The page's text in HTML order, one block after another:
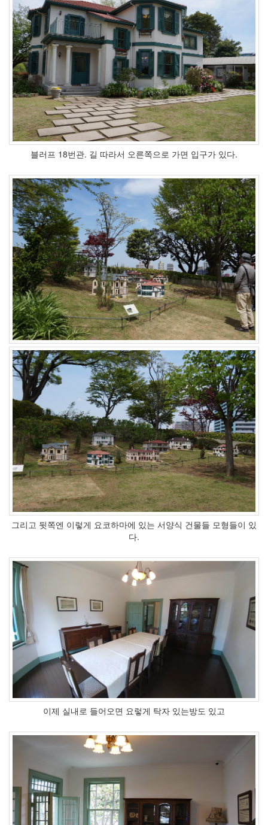
블러프 18번관. 길 따라서 오른쪽으로 가면 입구가 있다.
그리고 뒷쪽엔 이렇게 요코하마에 있는 서양식 건물들 모형들이 있
다.
이제 실내로 들어오면 요렇게 탁자 있는방도 있고